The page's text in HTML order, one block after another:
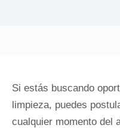
Si estás buscando
limpieza, puedes
cualquier momento del